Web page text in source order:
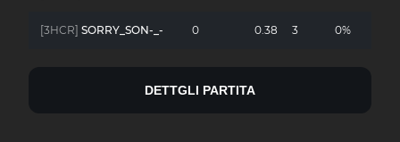
[3HCR] SORRY_SON-_- 0 0.38 3 0%
DETTGLI PARTITA